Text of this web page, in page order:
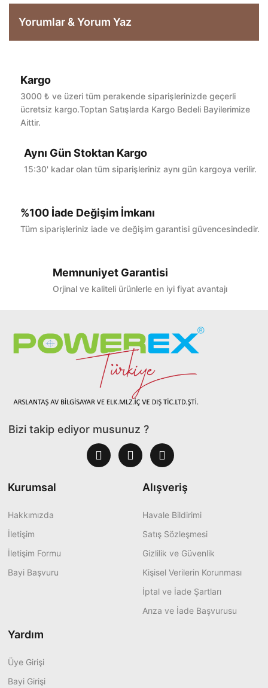
Yorumlar & Yorum Yaz
Bu ürüne ilk yorumu siz yapın!
Kargo
3000 ₺ ve üzeri tüm perakende siparişlerinizde geçerli
ücretsiz kargo.Toptan Satışlarda Kargo Bedeli Bayilerimize
Aittir.
Aynı Gün Stoktan Kargo
15:30' kadar olan tüm siparişleriniz aynı gün kargoya verilir.
%100 İade Değişim İmkanı
Tüm siparişleriniz iade ve değişim garantisi güvencesindedir.
Memnuniyet Garantisi
Orjinal ve kaliteli ürünlerle en iyi fiyat avantajı
Bizi takip ediyor musunuz ?
Kurumsal
Hakkımızda
İletişim
İletişim Formu
Bayi Başvuru
Alışveriş
Havale Bildirimi
Satış Sözleşmesi
Gizlilik ve Güvenlik
Kişisel Verilerin Korunması
İptal ve İade Şartları
Arıza ve İade Başvurusu
Yardım
Üye Girişi
Bayi Girişi